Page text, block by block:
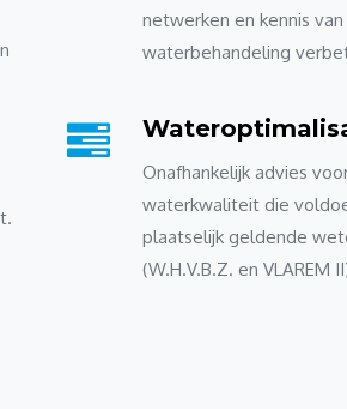
netwerken en kennis van
waterbehandeling
Onafhankelijk advies
waterkwaliteit die
plaatselijk geldende
(W.H.V.B.Z. en VLAREM